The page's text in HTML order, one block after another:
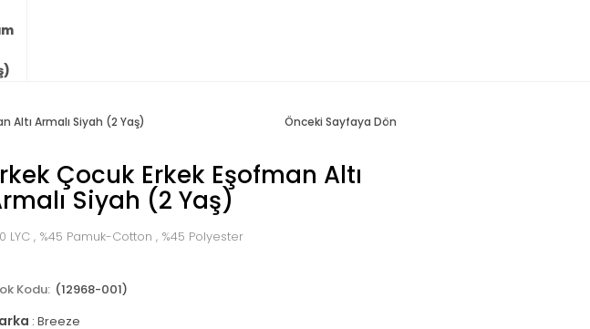
Altı Armalı Siyah (2 Yaş) Önceki Sayfaya Dön
Çocuk Erkek Eşofman Altı
Siyah (2 Yaş)
LYC , %45 Pamuk-Cotton , %45 Polyester
(12968-001)
: Breeze